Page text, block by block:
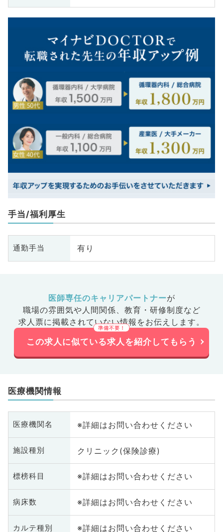
手当/福利厚生
通勤手当 有り
医師専任のキャリアパートナーが
職場の雰囲気や人間関係、 教育・研修制度など
求人票に掲載されていない情報をお伝えします。
この求人に似ている求人を紹介してもらう
医療機関情報
医療機関名 ※詳細はお問い合わせください
施設種別 クリニック(保険診療)
標榜科目 ※詳細はお問い合わせください
病床数 ※詳細はお問い合わせください
カルテ種別 ※詳細はお問い合わせください